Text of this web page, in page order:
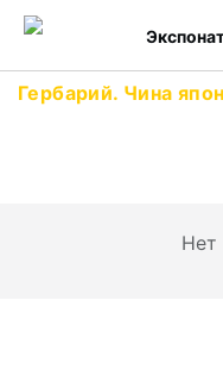
Гербарий. Чина
Нет